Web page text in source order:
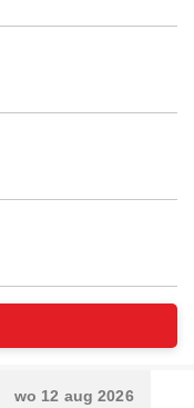
wo 12 aug 2026